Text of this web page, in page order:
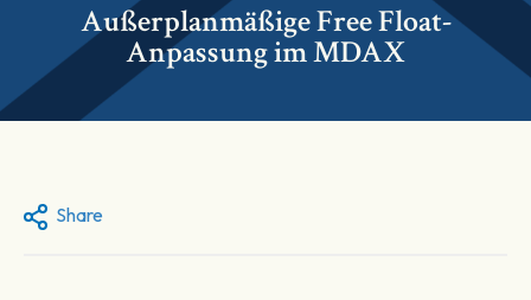
Außerplanmäßige Free Float-
Anpassung im MDAX
Share